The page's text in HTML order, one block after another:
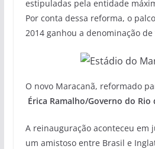
estipuladas pela entidade
Por conta dessa reforma, o
2014 ganhou a denominação de
O novo Maracanã, reformado
Érica Ramalho/Governo do Rio
A reinauguração aconteceu em
um amistoso entre Brasil e